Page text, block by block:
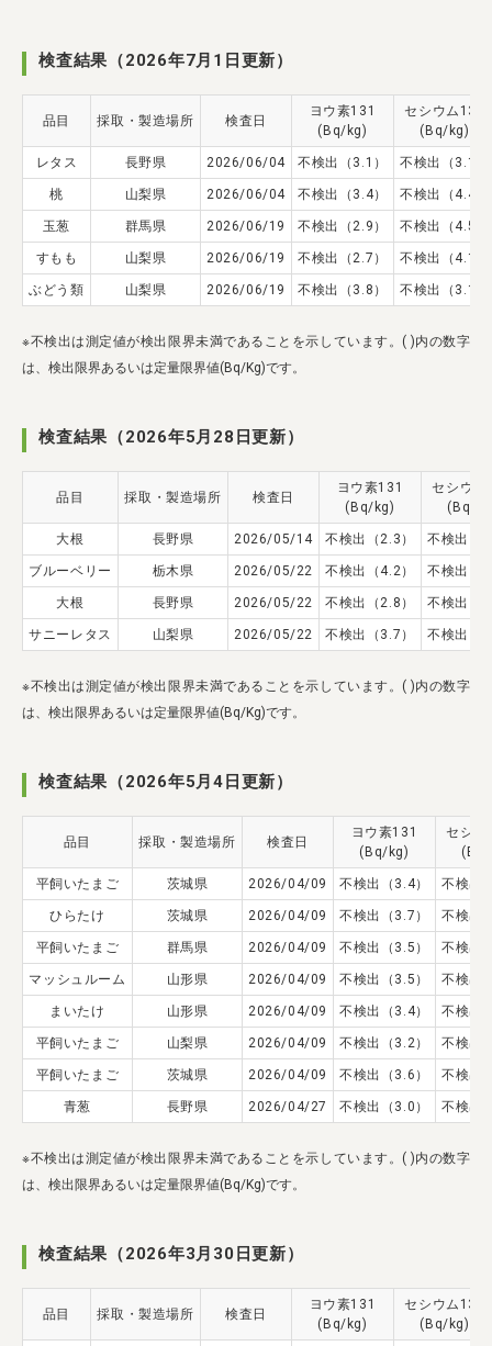
検査結果（2026年7月1日更新）
品目 採取・製造場所 検査日
ヨウ素131
(Bq/kg)
セシウム134
(Bq/kg)
レタス 長野県 2026/06/04 不検出（3.1） 不検出（3.1）
桃 山梨県 2026/06/04 不検出（3.4） 不検出（4.4）
玉葱 群馬県 2026/06/19 不検出（2.9） 不検出（4.5）
すもも 山梨県 2026/06/19 不検出（2.7） 不検出（4.1）
ぶどう類 山梨県 2026/06/19 不検出（3.8） 不検出（3.1）
※不検出は測定値が検出限界未満であることを示しています。( )内の数字
は、検出限界あるいは定量限界値(Bq/Kg)です。
検査結果（2026年5月28日更新）
品目 採取・製造場所 検査日
ヨウ素131
(Bq/kg)
セシウム
(Bq/
大根 長野県 2026/05/14 不検出（2.3） 不検出（
ブルーベリー 栃木県 2026/05/22 不検出（4.2） 不検出（
大根 長野県 2026/05/22 不検出（2.8） 不検出（
サニーレタス 山梨県 2026/05/22 不検出（3.7） 不検出（
※不検出は測定値が検出限界未満であることを示しています。( )内の数字
は、検出限界あるいは定量限界値(Bq/Kg)です。
検査結果（2026年5月4日更新）
品目 採取・製造場所 検査日
ヨウ素131
(Bq/kg)
セシウ
平飼いたまご 茨城県 2026/04/09 不検出（3.4） 不検出
ひらたけ 茨城県 2026/04/09 不検出（3.7） 不検出
平飼いたまご 群馬県 2026/04/09 不検出（3.5） 不検出
マッシュルーム 山形県 2026/04/09 不検出（3.5） 不検出
まいたけ 山形県 2026/04/09 不検出（3.4） 不検出
平飼いたまご 山梨県 2026/04/09 不検出（3.2） 不検出
平飼いたまご 茨城県 2026/04/09 不検出（3.6） 不検出
青葱 長野県 2026/04/27 不検出（3.0） 不検出
※不検出は測定値が検出限界未満であることを示しています。( )内の数字
は、検出限界あるいは定量限界値(Bq/Kg)です。
検査結果（2026年3月30日更新）
品目 採取・製造場所 検査日
ヨウ素131
(Bq/kg)
セシウム134
(Bq/kg)